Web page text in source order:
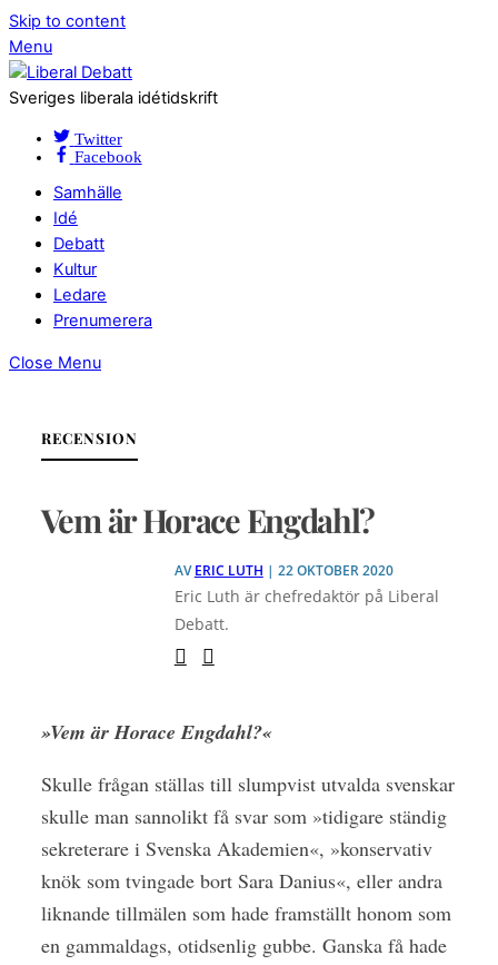
Skip to content
Menu
Sveriges liberala idétidskrift
Twitter
Facebook
Samhälle
Idé
Debatt
Kultur
Ledare
Prenumerera
Close Menu
RECENSION
Vem är Horace Engdahl?
AVERIC LUTH | 22 OKTOBER 2020
Eric Luth är chefredaktör på Liberal
Debatt.
»Vem är Horace Engdahl?«
Skulle frågan ställas till slumpvist utvalda svenskar
skulle man sannolikt få svar som »tidigare ständig
sekreterare i Svenska Akademien«, »konservativ
knök som tvingade bort Sara Danius«, eller andra
liknande tillmälen som hade framställt honom som
en gammaldags, otidsenlig gubbe. Ganska få hade